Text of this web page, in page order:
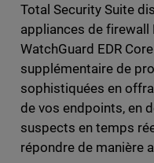
Total Security Suite
appliances de firewall
WatchGuard EDR
supplémentaire de
sophistiquées en
de vos endpoints, en
suspects en temps
répondre de manière